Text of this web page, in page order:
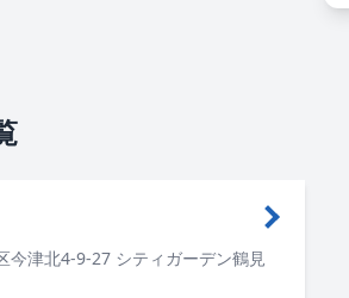
今津北4-9-27 シティガーデン鶴見